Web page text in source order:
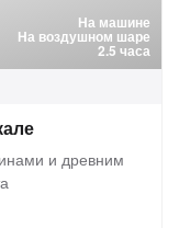
На машине
На воздушном шаре
2.5 часа
и древним